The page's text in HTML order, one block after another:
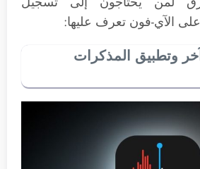
على الآي-فون تعرف عليها:
وتطبيق المذكرات